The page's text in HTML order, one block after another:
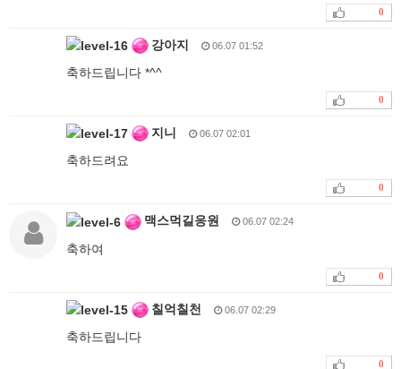
0
강아지 06.07 01:52
축하드립니다 *^^
0
지니 06.07 02:01
축하드려요
0
맥스먹길응원 06.07 02:24
축하여
0
칠억칠천 06.07 02:29
축하드립니다
0